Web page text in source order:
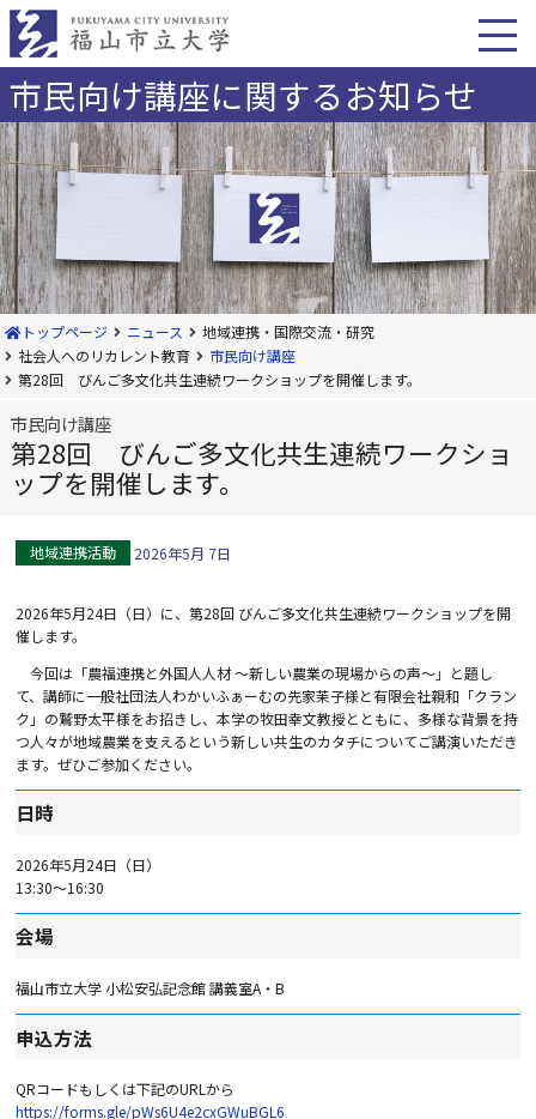
本
へ
市民向け講座に関するお知らせ
トップページ ニュース
地域連携・国際交流・研究
社会人へのリカレント教育
市民向け講座
第28回 びんご多文化共生連続ワークショップを開催します。
市民向け講座
第28回 びんご多文化共生連続ワークショ
ップを開催します。
地域連携活動 2026年5月 7日
2026年5月24日（日）に、第28回 びんご多文化共生連続ワークショップを開
催します。
今回は「農福連携と外国人人材 ～新しい農業の現場からの声～」と題し
て、講師に一般社団法人わかいふぁーむの先家茉子様と有限会社親和「クラン
ク」の鷲野太平様をお招きし、本学の牧田幸文教授とともに、多様な背景を持
つ人々が地域農業を支えるという新しい共生のカタチについてご講演いただき
ます。ぜひご参加ください。
日時
2026年5月24日（日）
13:30～16:30
会場
福山市立大学 小松安弘記念館 講義室A ・B
申込方法
QRコードもしくは下記のURL から
https://forms.gle/pWs6U4e2cxGWuBGL6